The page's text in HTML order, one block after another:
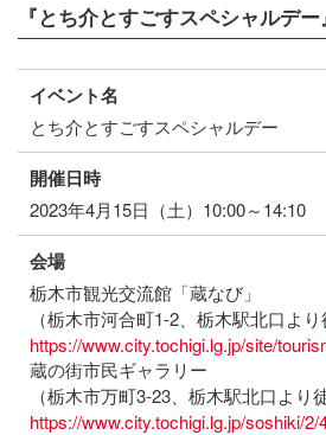
『とち介とすごすスペシャルデ
イベント名
とち介とすごすスペシャルデー
開催日時
2023年4月15日（土）10:00～14:10
会場
栃木市観光交流館「蔵なび」
（栃木市河合町1-2、栃木駅北口より
https://www.city.tochigi.lg.jp/site/
蔵の街市民ギャラリー
（栃木市万町3-23、栃木駅北口より
https://www.city.tochigi.lg.jp/soshiki/2/